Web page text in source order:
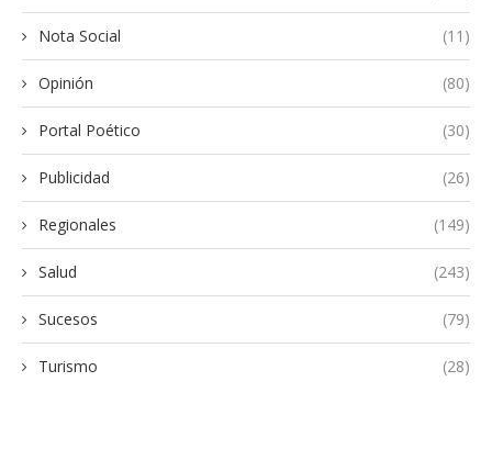
Nota Social (11)
Opinión (80)
Portal Poético (30)
Publicidad (26)
Regionales (149)
Salud (243)
Sucesos (79)
Turismo (28)